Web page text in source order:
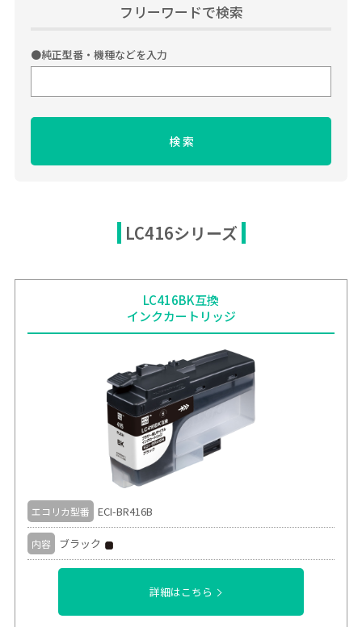
フリーワードで検索
●純正型番・機種などを入力
LC416シリーズ
LC416BK互換
インクカートリッジ
エコリカ型番 ECI-BR416B
内容 ブラック
詳細はこちら